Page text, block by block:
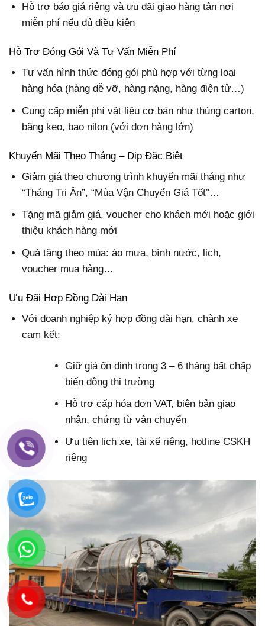
Hỗ trợ báo giá riêng và ưu đãi giao hàng tận nơi
miễn phí nếu đủ điều kiện
Hỗ Trợ Đóng Gói Và Tư Vấn Miễn Phí
Tư vấn hình thức đóng gói phù hợp với từng loại
hàng hóa (hàng dễ vỡ, hàng nặng, hàng điện tử…)
Cung cấp miễn phí vật liệu cơ bản như thùng carton,
băng keo, bao nilon (với đơn hàng lớn)
Khuyến Mãi Theo Tháng – Dịp Đặc Biệt
Giảm giá theo chương trình khuyến mãi tháng như
“Tháng Tri Ân”, “Mùa Vận Chuyển Giá Tốt”…
Tặng mã giảm giá, voucher cho khách mới hoặc giới
thiệu khách hàng mới
Quà tặng theo mùa: áo mưa, bình nước, lịch,
voucher mua hàng…
Ưu Đãi Hợp Đồng Dài Hạn
Với doanh nghiệp ký hợp đồng dài hạn, chành xe
cam kết:
Giữ giá ổn định trong 3 – 6 tháng bất chấp
biến động thị trường
Hỗ trợ cấp hóa đơn VAT, biên bản giao
nhận, chứng từ vận chuyển
Ưu tiên lịch xe, tài xế riêng, hotline CSKH
riêng